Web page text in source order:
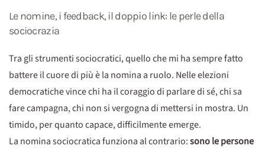
Le nomine, i feedback, il doppio link: le perle della
sociocrazia
Tra gli strumenti sociocratici, quello che mi ha sempre fatto
battere il cuore di più è la nomina a ruolo. Nelle elezioni
democratiche vince chi ha il coraggio di parlare di sé, chi sa
fare campagna, chi non si vergogna di mettersi in mostra. Un
timido, per quanto capace, difficilmente emerge.
La nomina sociocratica funziona al contrario:sono le persone